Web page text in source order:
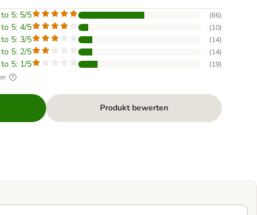
5: 5/5
(66)
5: 4/5 (10)
5: 3/5 (14)
5: 2/5 (14)
5: 1/5 (19)
Produkt bewerten